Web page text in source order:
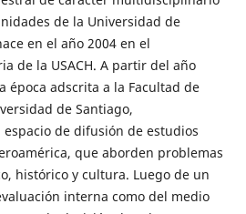
de la Universidad de
en el año 2004 en el
de la USACH. A partir del año
época adscrita a la Facultad de
de Santiago,
de difusión de estudios
que aborden problemas
histórico y cultura. Luego de un
interna como del medio